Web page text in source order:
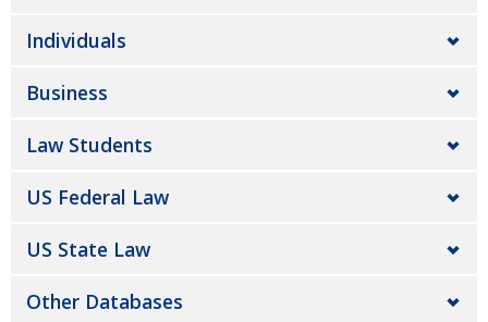
Individuals
Business
Law Students
US Federal Law
US State Law
Other Databases